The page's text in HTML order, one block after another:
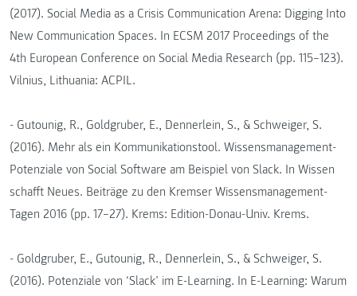
(2017). Social Media as a Crisis Communication Arena: Digging Into
New Communication Spaces. In ECSM 2017 Proceedings of the
4th European Conference on Social Media Research (pp. 115–123).
Vilnius, Lithuania: ACPIL.
- Gutounig, R., Goldgruber, E., Dennerlein, S., & Schweiger, S.
(2016). Mehr als ein Kommunikationstool. Wissensmanagement-
Potenziale von Social Software am Beispiel von Slack. In Wissen
schafft Neues. Beiträge zu den Kremser Wissensmanagement-
Tagen 2016 (pp. 17–27). Krems: Edition-Donau-Univ. Krems.
- Goldgruber, E., Gutounig, R., Dennerlein, S., & Schweiger, S.
(2016). Potenziale von ‘Slack’ im E-Learning. In E-Learning: Warum